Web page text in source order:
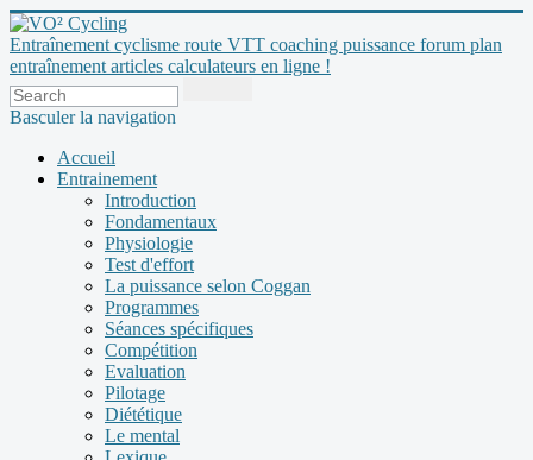
Entraînement cyclisme route VTT coaching puissance forum plan
entraînement articles calculateurs en ligne !
Basculer la navigation
Accueil
Entrainement
Introduction
Fondamentaux
Physiologie
Test d'effort
La puissance selon Coggan
Programmes
Séances spécifiques
Compétition
Evaluation
Pilotage
Diététique
Le mental